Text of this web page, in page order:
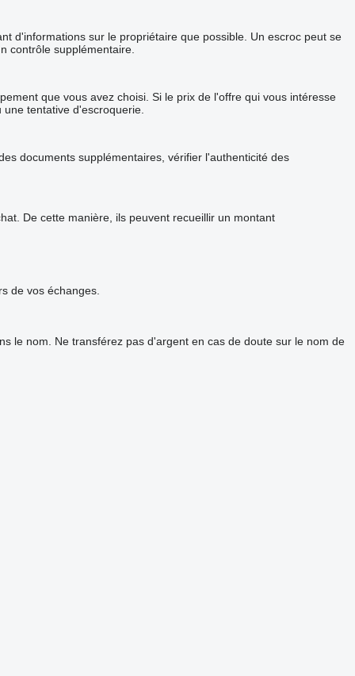
d'informations sur le propriétaire que possible. Un escroc peut se
contrôle supplémentaire.
que vous avez choisi. Si le prix de l'offre qui vous intéresse
tentative d'escroquerie.
documents supplémentaires, vérifier l'authenticité des
De cette manière, ils peuvent recueillir un montant
de vos échanges.
le nom. Ne transférez pas d'argent en cas de doute sur le nom de